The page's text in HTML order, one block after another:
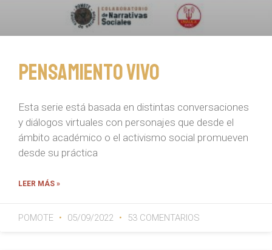
Pensamiento Vivo
Esta serie está basada en distintas conversaciones
y diálogos virtuales con personajes que desde el
ámbito académico o el activismo social promueven
desde su práctica
LEER MÁS »
POMOTE 05/09/2022 53 COMENTARIOS